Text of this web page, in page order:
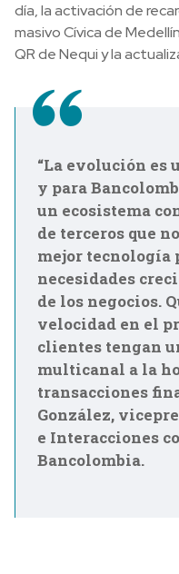
día, la activación de
masivo Cívica de
QR de Nequi y la
“La evolución es
y para
un ecosistema
de terceros que
mejor tecnología
necesidades
de los negocios.
velocidad en el
clientes tengan
multicanal a la
transacciones
González,
e Interacciones
Bancolombia.